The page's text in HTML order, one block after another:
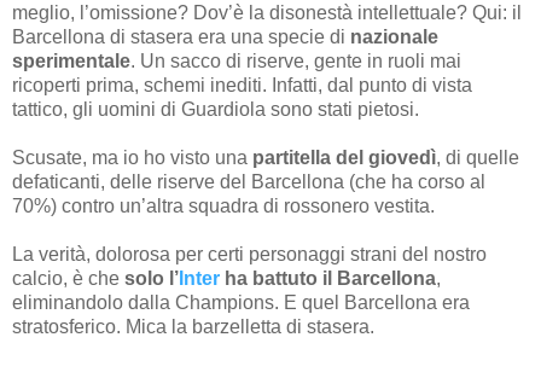
meglio, l’omissione? Dov’è la disonestà intellettuale? Qui: il
Barcellona di stasera era una specie di nazionale
sperimentale. Un sacco di riserve, gente in ruoli mai
ricoperti prima, schemi inediti. Infatti, dal punto di vista
tattico, gli uomini di Guardiola sono stati pietosi.
Scusate, ma io ho visto una partitella del giovedì, di quelle
defaticanti, delle riserve del Barcellona (che ha corso al
70%) contro un’altra squadra di rossonero vestita.
La verità, dolorosa per certi personaggi strani del nostro
calcio, è che solo l’ Inter ha battuto il Barcellona,
eliminandolo dalla Champions. E quel Barcellona era
stratosferico. Mica la barzelletta di stasera.